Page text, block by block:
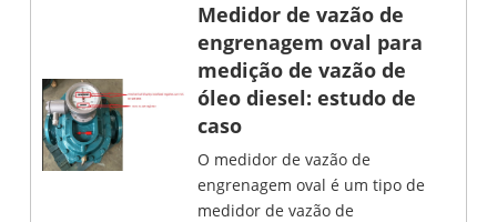
Medidor de vazão de
engrenagem oval para
medição de vazão de
óleo diesel: estudo de
caso
O medidor de vazão de
engrenagem oval é um tipo de
medidor de vazão de